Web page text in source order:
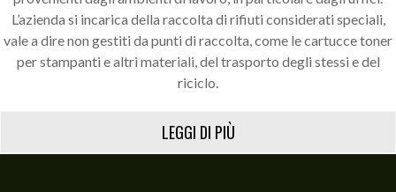
L’azienda si incarica della raccolta di rifiuti considerati speciali,
vale a dire non gestiti da punti di raccolta, come le cartucce toner
per stampanti e altri materiali, del trasporto degli stessi e del
riciclo.
LEGGI DI PIÙ